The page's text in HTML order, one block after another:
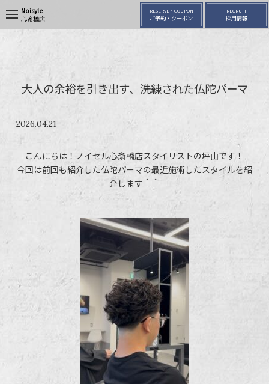
Noisyle
心斎橋店
RESERVE・COUPON
ご予約・クーポン
RECRUIT
採用情報
大人の余裕を引き出す、洗練された仏陀パーマ
2026.04.21
こんにちは！ノイセル心斎橋店スタイリストの坪山です！
今回は前回も紹介した仏陀パーマの最近施術したスタイルを紹
介します＾＾
t
g